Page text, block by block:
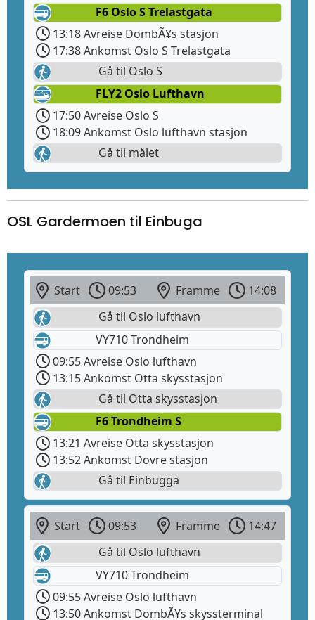
F6 Oslo S Trelastgata
13:18 Avreise DombÃ¥s stasjon
17:38 Ankomst Oslo S Trelastgata
Gå til Oslo S
FLY2 Oslo Lufthavn
17:50 Avreise Oslo S
18:09 Ankomst Oslo lufthavn stasjon
Gå til målet
OSL Gardermoen til Einbuga
Start 09:53 Framme
14:08
Gå til Oslo lufthavn
VY710 Trondheim
09:55 Avreise Oslo lufthavn
13:15 Ankomst Otta skysstasjon
Gå til Otta skysstasjon
F6 Trondheim S
13:21 Avreise Otta skysstasjon
13:52 Ankomst Dovre stasjon
Gå til Einbugga
Start 09:53 Framme
14:47
Gå til Oslo lufthavn
VY710 Trondheim
09:55 Avreise Oslo lufthavn
13:50 Ankomst DombÃ¥s skyssterminal